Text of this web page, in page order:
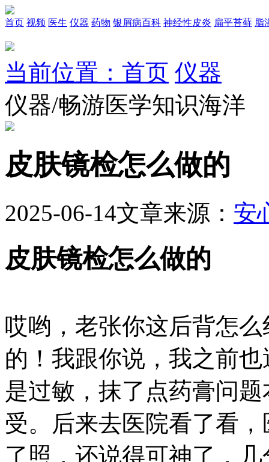
首页 视频 医生 仪器 药物 银屑病百科 神经性皮炎 扁平苔藓 脂
当前位置：首页 仪器
仪器/畅游医学知识海洋
皮肤镜检怎么做的
2025-06-14文章来源： 安
皮肤镜检怎么做的
哎哟，老张你这后背怎
的！我跟你说，我之前
是过敏，抹了点药膏问
受。后来去医院看了看
了照，还说得可神了，